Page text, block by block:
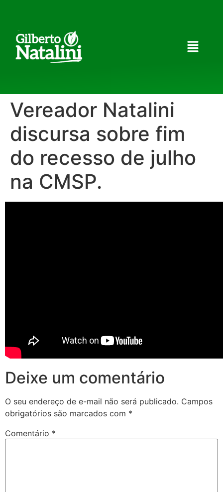
Vereador Natalini
discursa sobre fim
do recesso de julho
na CMSP.
Deixe um comentário
O seu endereço de e-mail não será publicado. Campos
obrigatórios são marcados com *
Comentário *